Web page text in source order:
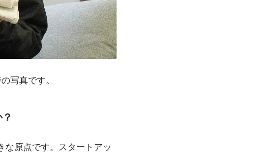
写真です。
原点です。スタートアッ